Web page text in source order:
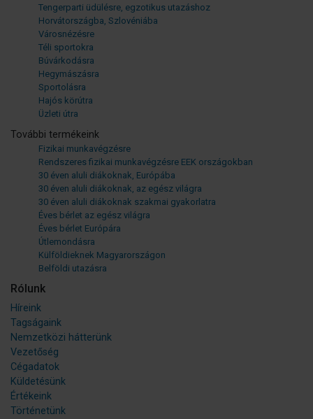
Tengerparti üdülésre, egzotikus utazáshoz
Horvátországba, Szlovéniába
Városnézésre
Téli sportokra
Búvárkodásra
Hegymászásra
Sportolásra
Hajós körútra
Üzleti útra
További termékeink
Fizikai munkavégzésre
Rendszeres fizikai munkavégzésre EEK országokban
30 éven aluli diákoknak, Európába
30 éven aluli diákoknak, az egész világra
30 éven aluli diákoknak szakmai gyakorlatra
Éves bérlet az egész világra
Éves bérlet Európára
Útlemondásra
Külföldieknek Magyarországon
Belföldi utazásra
Rólunk
Híreink
Tagságaink
Nemzetközi hátterünk
Vezetőség
Cégadatok
Küldetésünk
Értékeink
Történetünk